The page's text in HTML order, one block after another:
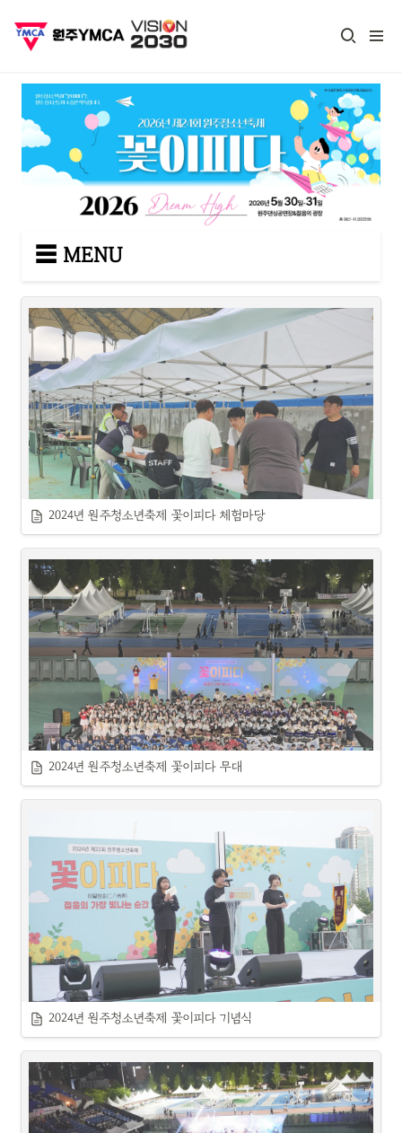
☰ MENU
2024년 원주청소년축제 꽃이피다 체험마당
2024년 원주청소년축제 꽃이피다 무대
2024년 원주청소년축제 꽃이피다 기념식